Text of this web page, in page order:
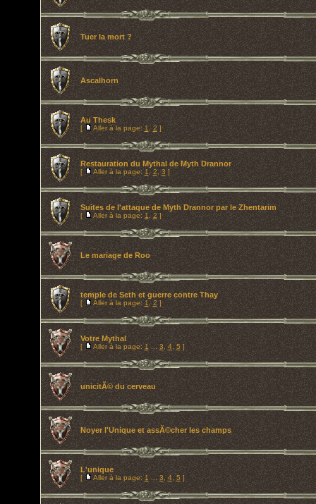
Tuer la mort ?
Ascalhorn
Au Thesk
[ Aller à la page: 1 ,2 ]
Restauration du Mythal de Myth Drannor
[ Aller à la page: 1 ,2 ,3]
Suites de l'attaque de Myth Drannor par le Zhentarim
[ Aller à la page: 1 ,2 ]
Le mariage de Roo
temple de Seth et guerre contre Thay
[ Aller à la page: 1 ,2 ]
Votre Mythal
[ Aller à la page: 1 ...3 ,4,5]
unicitÃ© du cerveau
Noyer l'Unique et assÃ©cher les champs
L'unique
[ Aller à la page: 1 ...3 ,4,5]